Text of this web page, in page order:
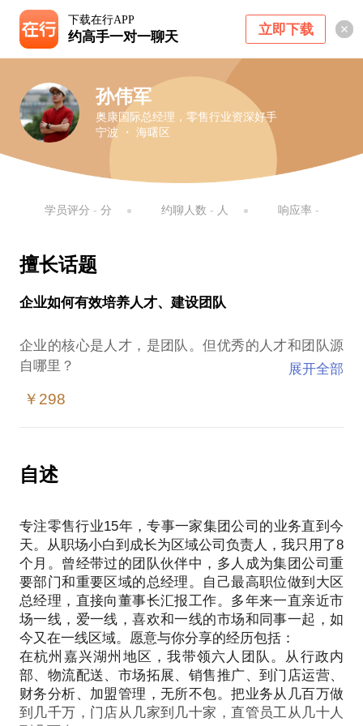
下载在行APP
约高手一对一聊天 立即下载
孙伟军
奥康国际总经理，零售行业资深好手
宁波 ・ 海曙区
学员评分 - 分 约聊人数 - 人 响应率 -
擅长话题
企业如何有效培养人才、建设团队
企业的核心是人才，是团队。但优秀的人才和团队源
自哪里？
队到百人团队，如何建设，如何高效运转？能战斗的
能够为你提供帮助。实体零售行业是最倚重于人才、
团队的行业之一，我在其中浸淫15年，在杭州期间，
带领六人团队，囊括所有工作，把业务从几百万做到
几千万，门店从几家扩展到几十家，直管员工从几十
人增长到几百人。后在上海，将直管门店从60几家拓
展到近两百家，业务从一个多亿到近四亿。千人团队
一种风格，激情热忱奋进，成为同行第一。
在这个话题中，能与你分享的内容包括：
如何建立完善有效的人才培养机制；
如何有效地进行团队管理；
企业高速发展期间，如何确保团队与企业和业务同步
展开全部
￥298
自述
专注零售行业15年，专事一家集团公司的业务直到今
天。从职场小白到成长为区域公司负责人，我只用了8
个月。曾经带过的团队伙伴中，多人成为集团公司重
要部门和重要区域的总经理。自己最高职位做到大区
总经理，直接向董事长汇报工作。多年来一直亲近市
场一线，爱一线，喜欢和一线的市场和同事一起，如
今又在一线区域。愿意与你分享的经历包括：
在杭州嘉兴湖州地区，我带领六人团队。从行政内
部、物流配送、市场拓展、销售推广、到门店运营、
财务分析、加盟管理，无所不包。把业务从几百万做
到几千万，门店从几家到几十家，直管员工从几十人